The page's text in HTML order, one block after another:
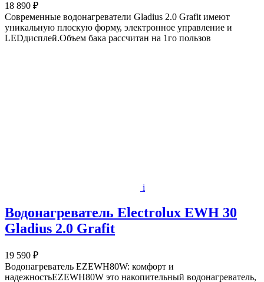
18 890 ₽
Современные водонагреватели Gladius 2.0 Grafit имеют
уникальную плоскую форму, электронное управление и
LEDдисплей.Объем бака рассчитан на 1го пользов
i
Водонагреватель Electrolux EWH 30
Gladius 2.0 Grafit
19 590 ₽
Водонагреватель EZEWH80W: комфорт и
надежностьEZEWH80W это накопительный водонагреватель,